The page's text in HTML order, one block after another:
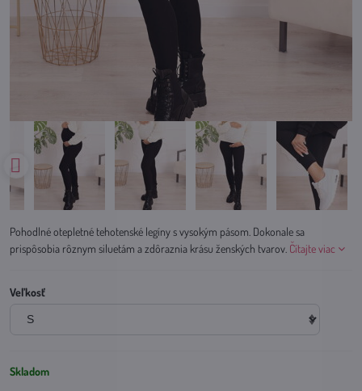
Pohodlné otepletné tehotenské legíny s vysokým pásom. Dokonale sa
prispôsobia rôznym siluetám a zdôraznia krásu ženských tvarov. Čítajte viac
Veľkosť
Skladom